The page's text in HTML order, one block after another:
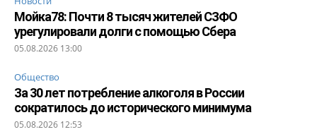
Мойка78: Почти 8 тысяч жителей СЗФО
урегулировали долги с помощью Сбера
05.08.2026 13:00
Общество
За 30 лет потребление алкоголя в России
сократилось до исторического минимума
05.08.2026 12:53